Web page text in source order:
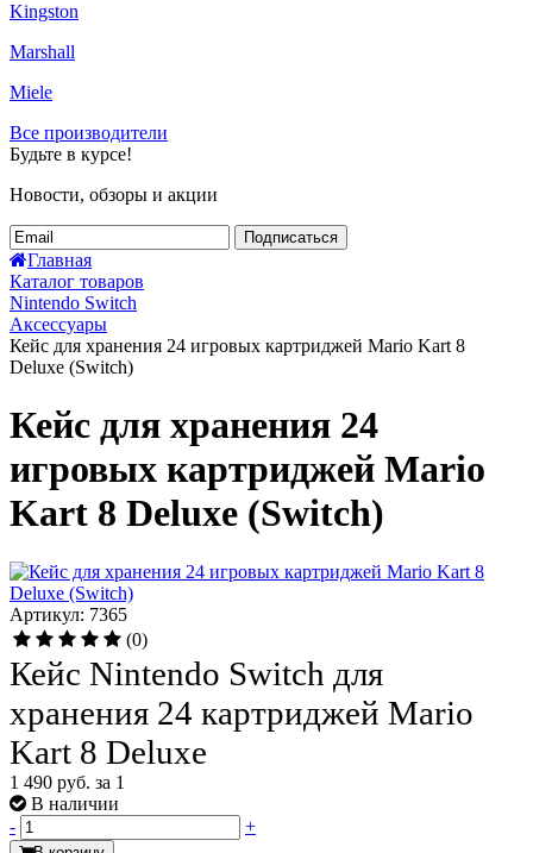
Kingston
Marshall
Miele
Все производители
Будьте в курсе!
Новости, обзоры и акции
Подписаться
Главная
Каталог товаров
Nintendo Switch
Аксессуары
Кейс для хранения 24 игровых картриджей Mario Kart 8
Deluxe (Switch)
Кейс для хранения 24
игровых картриджей Mario
Kart 8 Deluxe (Switch)
Артикул: 7365
(0)
Кейс Nintendo Switch для
хранения 24 картриджей Mario
Kart 8 Deluxe
1 490 руб. за 1
В наличии
-
+